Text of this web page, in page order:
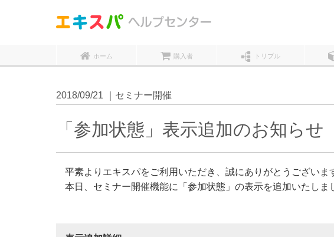
ホーム 購入者 トリプル
2018/09/21 ｜セミナー開催
「参加状態」表示追加のお知らせ
平素よりエキスパをご利用いただき、誠にありがとうございま
本日、セミナー開催機能に「参加状態」の表示を追加いたしま